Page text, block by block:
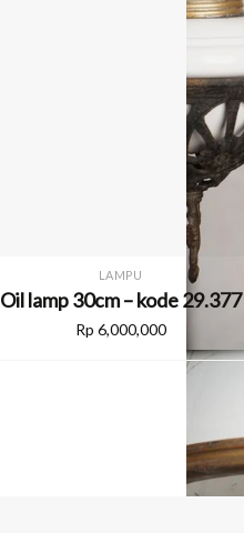
LAMPU
Oil lamp 30cm – kode 29.377
Rp 6,000,000